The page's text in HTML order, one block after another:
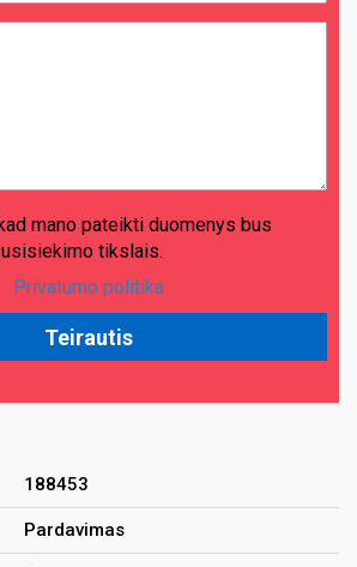
mano pateikti duomenys bus
tikslais.
Privatumo politika
188453
Pardavimas